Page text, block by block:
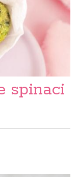
spinaci